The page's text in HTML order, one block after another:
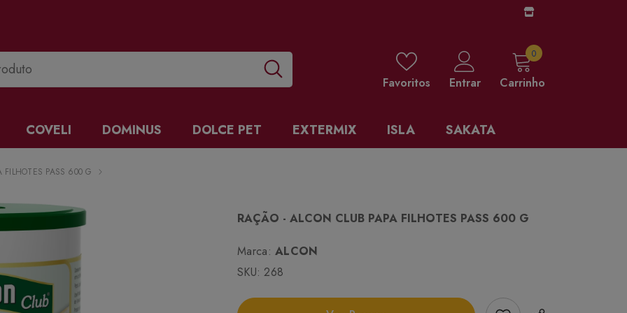
Favoritos Entrar Carrinho
00 items
COVELI DOMINUS DOLCE PET EXTERMIX ISLA SAKATA
FILHOTES PASS 600 G
RAÇÃO - ALCON CLUB PAPA FILHOTES PASS 600 G
Marca: ALCON
SKU: 268